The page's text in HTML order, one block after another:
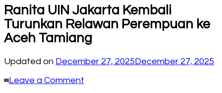
Ranita UIN Jakarta Kembali
Turunkan Relawan Perempuan ke
Aceh Tamiang
Updated on December 27, 2025December 27, 2025
Leave a Comment